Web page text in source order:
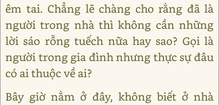
êm tai. Chẳng lẽ chàng cho rằng đã là
người trong nhà thì không cần những
lời sáo rỗng tuếch nữa hay sao? Gọi là
người trong gia đình nhưng thực sự đâu
có ai thuộc về ai?
Bây giờ nằm ở đây, không biết ở nhà